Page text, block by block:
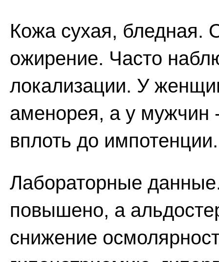
Кожа сухая, бледная.
ожирение. Часто
локализации. У
аменорея, а у мужчин
вплоть до импотенции.
Лабораторные
повышено, а
снижение